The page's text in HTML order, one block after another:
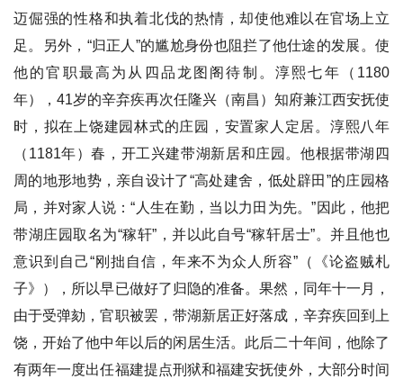
迈倔强的性格和执着北伐的热情，却使他难以在官场上立
足。另外，“归正人”的尴尬身份也阻拦了他仕途的发展。使
他的官职最高为从四品龙图阁待制。淳熙七年（1180
年），41岁的辛弃疾再次任隆兴（南昌）知府兼江西安抚使
时，拟在上饶建园林式的庄园，安置家人定居。淳熙八年
（1181年）春，开工兴建带湖新居和庄园。他根据带湖四
周的地形地势，亲自设计了“高处建舍，低处辟田”的庄园格
局，并对家人说：“人生在勤，当以力田为先。”因此，他把
带湖庄园取名为“稼轩”，并以此自号“稼轩居士”。并且他也
意识到自己“刚拙自信，年来不为众人所容”（《论盗贼札
子》），所以早已做好了归隐的准备。果然，同年十一月，
由于受弹劾，官职被罢，带湖新居正好落成，辛弃疾回到上
饶，开始了他中年以后的闲居生活。此后二十年间，他除了
有两年一度出任福建提点刑狱和福建安抚使外，大部分时间